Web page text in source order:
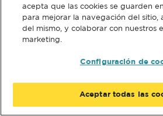
acepta que las cookies se guarden
para mejorar la navegación del sitio,
del mismo, y colaborar con nuestros
marketing.
Configuración de
Aceptar todas las